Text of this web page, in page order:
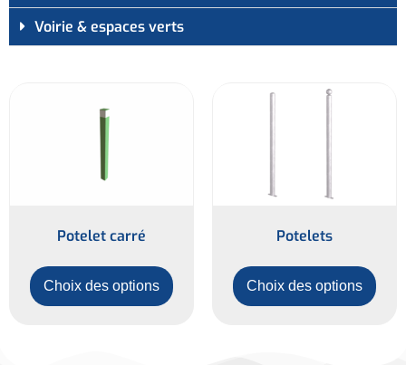
Voirie & espaces verts
Potelet carré
Choix des options
Potelets
Choix des options